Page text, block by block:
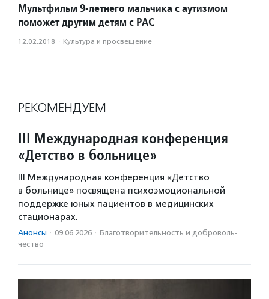
Мультфильм 9-летнего мальчика с аутизмом
поможет другим детям с РАС
12.02.2018 · Культура и просвещение
РЕКОМЕНДУЕМ
III Международная конференция
«Детство в больнице»
III Международная конференция «Детство
в больнице» посвящена психоэмоциональной
поддержке юных пациентов в медицинских
стационарах.
Анонсы · 09.06.2026 · Благотвори­тель­ность и доброволь­
чест­во